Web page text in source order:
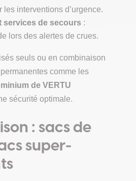
les interventions d’urgence.
services de secours :
lors des alertes de crues.
seuls ou en combinaison
comme les
de VERTU
sécurité optimale.
: sacs de
super-